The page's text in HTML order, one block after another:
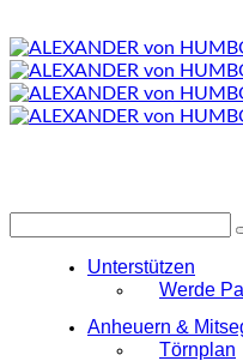
Unterstützen
Werde
Anheuern &
Törnplan